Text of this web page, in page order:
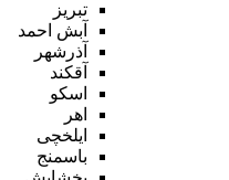
تبریز
آبش احمد
آذرشهر
آقکند
اسکو
اهر
ایلخچی
باسمنج